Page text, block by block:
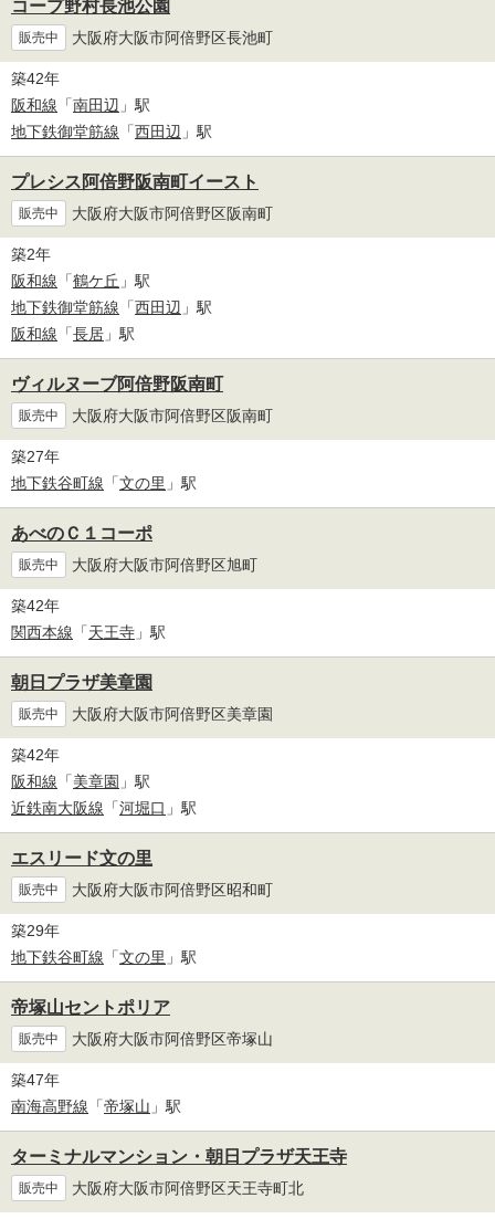
コープ野村長池公園
販売中 大阪府大阪市阿倍野区長池町
築42年
阪和線 「南田辺 」駅
地下鉄御堂筋線 「西田辺 」駅
プレシス阿倍野阪南町イースト
販売中 大阪府大阪市阿倍野区阪南町
築2年
阪和線 「鶴ケ丘 」駅
地下鉄御堂筋線 「西田辺 」駅
阪和線 「長居 」駅
ヴィルヌーブ阿倍野阪南町
販売中 大阪府大阪市阿倍野区阪南町
築27年
地下鉄谷町線 「文の里 」駅
あべのＣ１コーポ
販売中 大阪府大阪市阿倍野区旭町
築42年
関西本線 「天王寺 」駅
朝日プラザ美章園
販売中 大阪府大阪市阿倍野区美章園
築42年
阪和線 「美章園 」駅
近鉄南大阪線 「河堀口 」駅
エスリード文の里
販売中 大阪府大阪市阿倍野区昭和町
築29年
地下鉄谷町線 「文の里 」駅
帝塚山セントポリア
販売中 大阪府大阪市阿倍野区帝塚山
築47年
南海高野線 「帝塚山 」駅
ターミナルマンション・朝日プラザ天王寺
販売中 大阪府大阪市阿倍野区天王寺町北